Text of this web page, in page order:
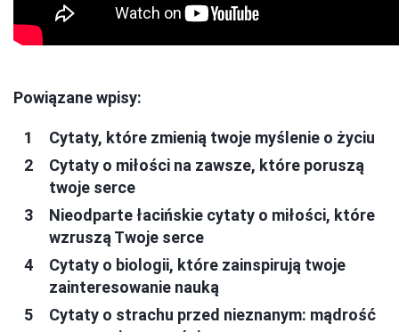
Powiązane wpisy:
Cytaty, które zmienią twoje myślenie o życiu
Cytaty o miłości na zawsze, które poruszą
twoje serce
Nieodparte łacińskie cytaty o miłości, które
wzruszą Twoje serce
Cytaty o biologii, które zainspirują twoje
zainteresowanie nauką
Cytaty o strachu przed nieznanym: mądrość